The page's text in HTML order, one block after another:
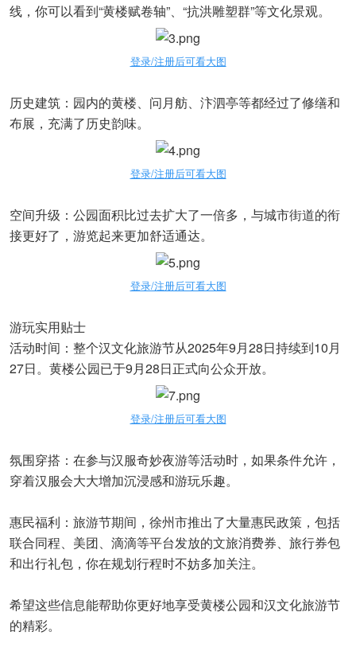
线，你可以看到“黄楼赋卷轴”、“抗洪雕塑群”等文化景观。
登录/注册后可看大图
历史建筑：园内的黄楼、问月舫、汴泗亭等都经过了修缮和
布展，充满了历史韵味。
登录/注册后可看大图
空间升级：公园面积比过去扩大了一倍多，与城市街道的衔
接更好了，游览起来更加舒适通达。
登录/注册后可看大图
游玩实用贴士
活动时间：整个汉文化旅游节从2025年9月28日持续到10月
27日。黄楼公园已于9月28日正式向公众开放。
登录/注册后可看大图
氛围穿搭：在参与汉服奇妙夜游等活动时，如果条件允许，
穿着汉服会大大增加沉浸感和游玩乐趣。
惠民福利：旅游节期间，徐州市推出了大量惠民政策，包括
联合同程、美团、滴滴等平台发放的文旅消费券、旅行券包
和出行礼包，你在规划行程时不妨多加关注。
希望这些信息能帮助你更好地享受黄楼公园和汉文化旅游节
的精彩。